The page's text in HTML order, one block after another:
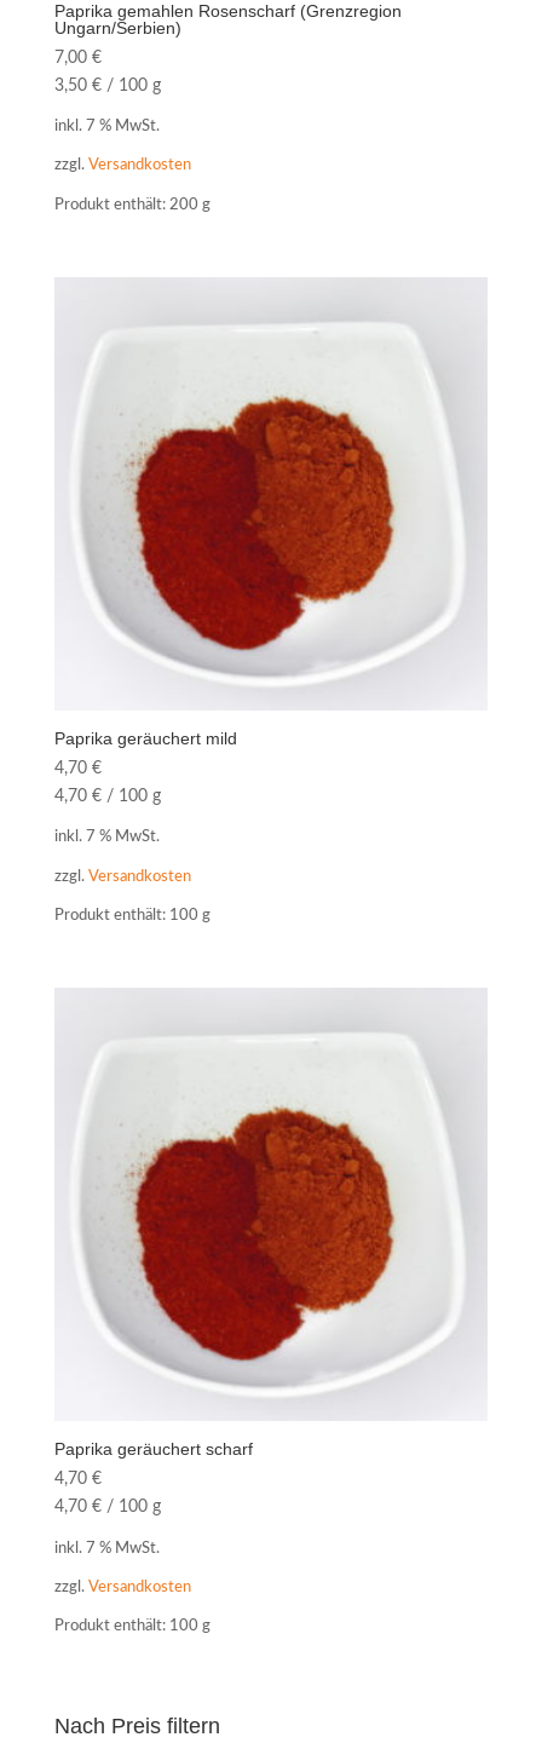
Paprika gemahlen Rosenscharf (Grenzregion
Ungarn/Serbien)
7,00 €
3,50 €/ 100 g
inkl. 7 % MwSt.
zzgl. Versandkosten
Produkt enthält: 200 g
Paprika geräuchert mild
4,70 €
4,70 €/ 100 g
inkl. 7 % MwSt.
zzgl. Versandkosten
Produkt enthält: 100 g
Paprika geräuchert scharf
4,70 €
4,70 €/ 100 g
inkl. 7 % MwSt.
zzgl. Versandkosten
Produkt enthält: 100 g
Nach Preis filtern